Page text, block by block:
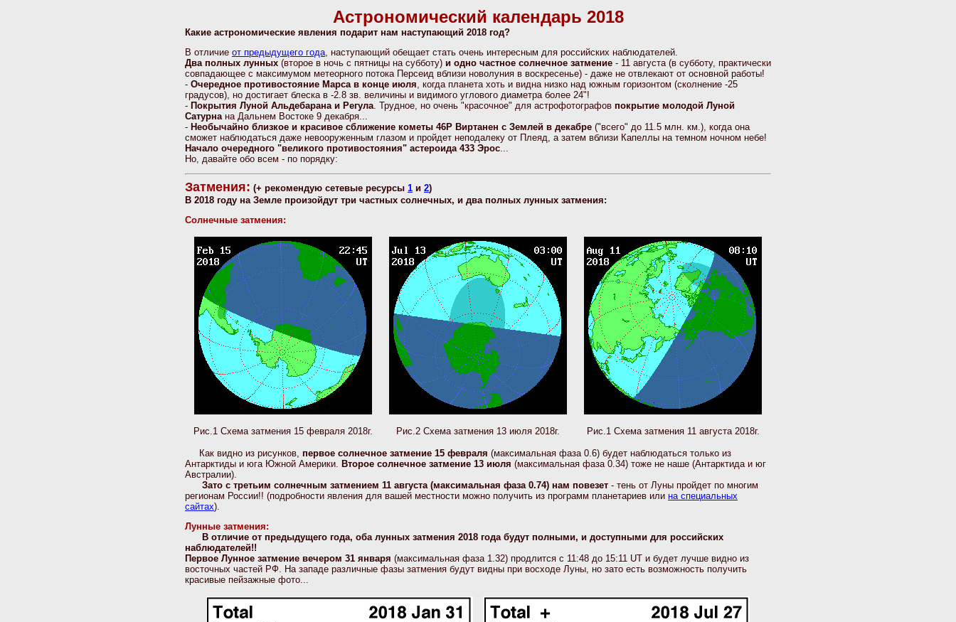
Астрономический календарь 2018
Какие астрономические явления подарит нам наступающий 2018 год?
В отличие от предыдущего года, наступающий обещает стать очень интересным для российских наблюдателей.
Два полных лунных (второе в ночь с пятницы на субботу) и одно частное солнечное затмение - 11 августа (в субботу, практически
совпадающее с максимумом метеорного потока Персеид вблизи новолуния в воскресенье) - даже не отвлекают от основной работы!
- Очередное противостояние Марса в конце июля, когда планета хоть и видна низко над южным горизонтом (сколнение -25
градусов), но достигает блеска в -2.8 зв. величины и видимого углового диаметра более 24"!
- Покрытия Луной Альдебарана и Регула. Трудное, но очень "красочное" для астрофотографов покрытие молодой Луной
Сатурнана Дальнем Востоке 9 декабря...
- Необычайно близкое и красивое сближение кометы 46Р Виртанен с Землей в декабре ("всего" до 11.5 млн. км.), когда она
сможет наблюдаться даже невооруженным глазом и пройдет неподалеку от Плеяд, а затем вблизи Капеллы на темном ночном небе!
Начало очередного "великого противостояния" астероида 433 Эрос...
Но, давайте обо всем - по порядку:
Затмения: (+ рекомендую сетевые ресурсы 1 и 2)
В 2018 году на Земле произойдут три частных солнечных, и два полных лунных затмения:
Солнечные затмения:
Рис.1 Схема затмения 15 февраля 2018г. Рис.2 Схема затмения 13 июля 2018г. Рис.1 Схема затмения 11 августа 2018г.
Как видно из рисунков, первое солнечное затмение 15 февраля (максимальная фаза 0.6) будет наблюдаться только из
Антарктиды и юга Южной Америки. Второе солнечное затмение 13 июля (максимальная фаза 0.34) тоже не наше (Антарктида и юг
Австралии).
Зато с третьим солнечным затмением 11 августа (максимальная фаза 0.74) нам повезет - тень от Луны пройдет по многим
регионам России!! (подробности явления для вашей местности можно получить из программ планетариев или на специальных
сайтах).
Лунные затмения:
В отличие от предыдущего года, оба лунных затмения 2018 года будут полными, и доступными для российских
наблюдателей!!
Первое Лунное затмение вечером 31 января (максимальная фаза 1.32) продлится с 11:48 до 15:11 UT и будет лучше видно из
восточных частей РФ. На западе различные фазы затмения будут видны при восходе Луны, но зато есть возможность получить
красивые пейзажные фото...